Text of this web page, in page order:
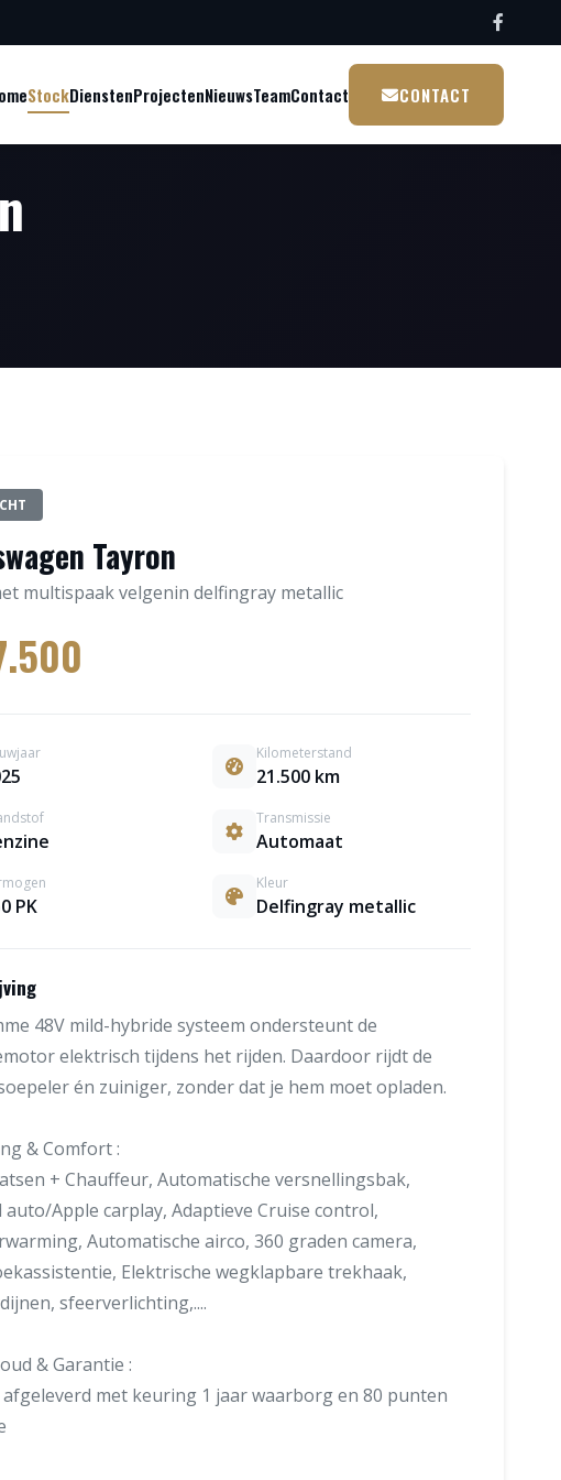
StockDienstenProjectenNieuwsTeamContact CONTACT
Tayron
multispaak velgenin delfingray metallic
Kilometerstand
21.500 km
Transmissie
Automaat
PK
Kleur
Delfingray metallic
48V mild-hybride systeem ondersteunt de
elektrisch tijdens het rijden. Daardoor rijdt de
én zuiniger, zonder dat je hem moet opladen.
& Comfort :
+ Chauffeur, Automatische versnellingsbak,
auto/Apple carplay, Adaptieve Cruise control,
Automatische airco, 360 graden camera,
Elektrische wegklapbare trekhaak,
sfeerverlichting,....
& Garantie :
afgeleverd met keuring 1 jaar waarborg en 80 punten